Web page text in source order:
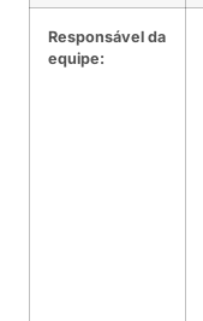
Responsável da
equipe: